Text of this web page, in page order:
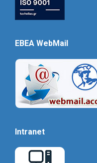
EBEA WebMail
Intranet